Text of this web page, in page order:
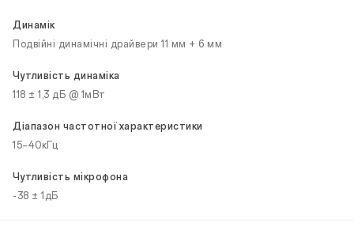
Динамік
Подвійні динамічні драйвери 11 мм + 6 мм
Чутливість динаміка
118 ± 1,3 дБ @ 1мВт
Діапазон частотної характеристики
15–40кГц
Чутливість мікрофона
-38 ± 1дБ